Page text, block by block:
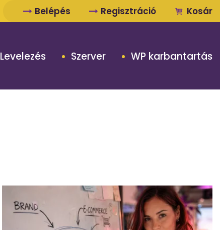
Belépés Regisztráció Kosár
Levelezés Szerver WP karbantartás